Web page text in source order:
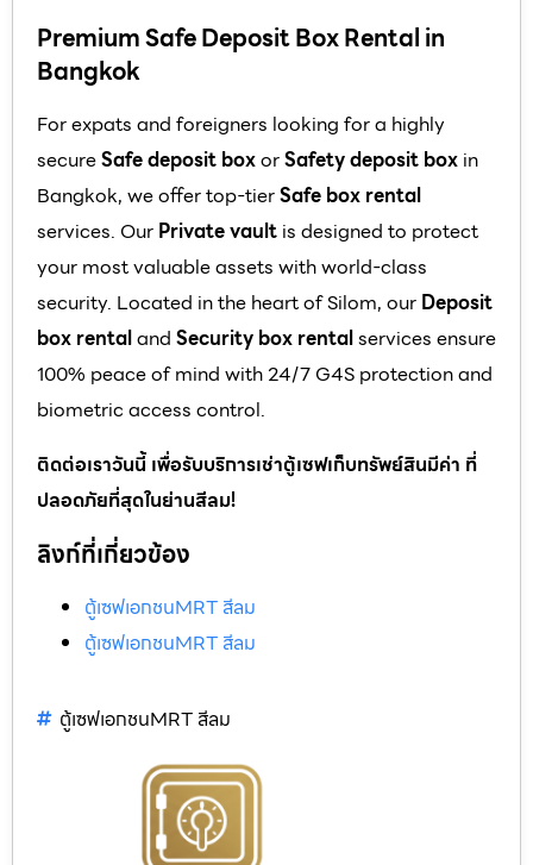
Premium Safe Deposit Box Rental in
Bangkok
For expats and foreigners looking for a highly
secureSafe deposit boxorSafety deposit box in
Bangkok, we offer top-tierSafe box rental
services. Our Private vault is designed to protect
your most valuable assets with world-class
security. Located in the heart of Silom, our Deposit
box rentaland Security box rentalservices ensure
100% peace of mind with 24/7 G4S protection and
biometric access control.
ติดต่อเราวันนี้ เพื่อรับบริการเช่าตู้เซฟเก็บทรัพย์สินมีค่า ที่
ปลอดภัยที่สุดในย่านสีลม!
ลิงก์ที่เกี่ยวข้อง
ตู้เซฟเอกชนMRT สีลม
ตู้เซฟเอกชนMRT สีลม
ตู้เซฟเอกชนMRT สีลม